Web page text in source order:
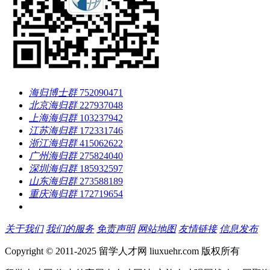
海归博士群 752090471
北京海归群 227937048
上海海归群 103237942
江苏海归群 172331746
浙江海归群 415062622
广州海归群 275824040
深圳海归群 185932597
山东海归群 273588189
重庆海归群 172719654
关于我们 我们的服务 免责声明 网站地图 友情链接 信息发布
Copyright © 2011-2025 留学人才网 liuxuehr.com 版权所有